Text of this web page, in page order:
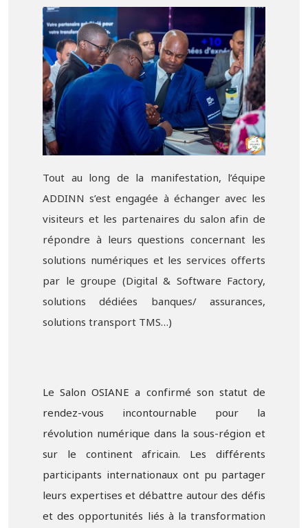
Tout au long de la manifestation, l’équipe
ADDINN s’est engagée à échanger avec les
visiteurs et les partenaires du salon afin de
répondre à leurs questions concernant les
solutions numériques et les services offerts
par le groupe (Digital & Software Factory,
solutions dédiées banques/ assurances,
solutions transport TMS…)
Le Salon OSIANE a confirmé son statut de
rendez-vous incontournable pour la
révolution numérique dans la sous-région et
sur le continent africain. Les différents
participants internationaux ont pu partager
leurs expertises et débattre autour des défis
et des opportunités liés à la transformation